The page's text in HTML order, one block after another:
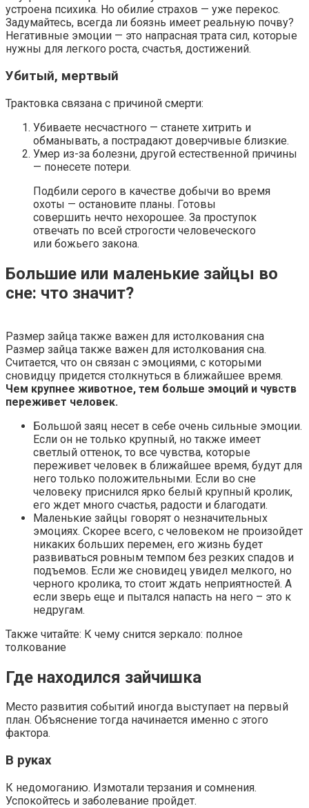
устроена психика. Но обилие страхов — уже перекос.
Задумайтесь, всегда ли боязнь имеет реальную почву?
Негативные эмоции — это напрасная трата сил, которые
нужны для легкого роста, счастья, достижений.
Убитый, мертвый
Трактовка связана с причиной смерти:
Убиваете несчастного — станете хитрить и
обманывать, а пострадают доверчивые близкие.
Умер из-за болезни, другой естественной причины
— понесете потери.
Подбили серого в качестве добычи во время
охоты — остановите планы. Готовы
совершить нечто нехорошее. За проступок
отвечать по всей строгости человеческого
или божьего закона.
Большие или маленькие зайцы во
сне: что значит?
Размер зайца также важен для истолкования сна
Размер зайца также важен для истолкования сна.
Считается, что он связан с эмоциями, с которыми
сновидцу придется столкнуться в ближайшее время.
Чем крупнее животное, тем больше эмоций и чувств
переживет человек.
Большой заяц несет в себе очень сильные эмоции.
Если он не только крупный, но также имеет
светлый оттенок, то все чувства, которые
переживет человек в ближайшее время, будут для
него только положительными. Если во сне
человеку приснился ярко белый крупный кролик,
его ждет много счастья, радости и благодати.
Маленькие зайцы говорят о незначительных
эмоциях. Скорее всего, с человеком не произойдет
никаких больших перемен, его жизнь будет
развиваться ровным темпом без резких спадов и
подъемов. Если же сновидец увидел мелкого, но
черного кролика, то стоит ждать неприятностей. А
если зверь еще и пытался напасть на него – это к
недругам.
Также читайте: К чему снится зеркало: полное
толкование
Где находился зайчишка
Место развития событий иногда выступает на первый
план. Объяснение тогда начинается именно с этого
фактора.
В руках
К недомоганию. Измотали терзания и сомнения.
Успокойтесь и заболевание пройдет.